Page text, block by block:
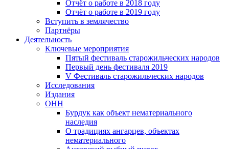
Отчёт о работе в 2018 году
Отчёт о работе в 2019 году
Вступить в землячество
Партнёры
Деятельность
Ключевые мероприятия
Пятый фестиваль старожильческих народов
Первый день фестиваля 2019
V Фестиваль старожильческих народов
Исследования
Издания
ОНН
Бурдук как объект нематериального
наследия
О традициях ангарцев, объектах
нематериального